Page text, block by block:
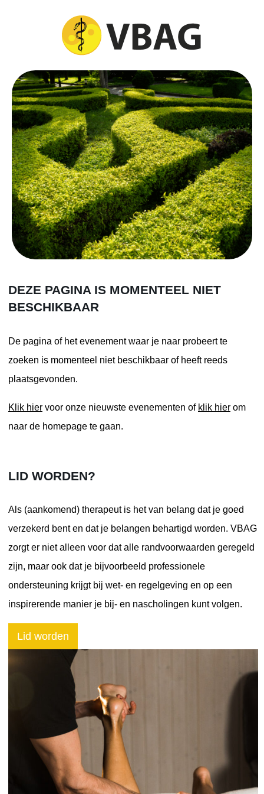
DEZE PAGINA IS MOMENTEEL NIET
BESCHIKBAAR
De pagina of het evenement waar je naar probeert te
zoeken is momenteel niet beschikbaar of heeft reeds
plaatsgevonden.
Klik hier voor onze nieuwste evenementen of klik hier om
naar de homepage te gaan.
LID WORDEN?
Als (aankomend) therapeut is het van belang dat je goed
verzekerd bent en dat je belangen behartigd worden. VBAG
zorgt er niet alleen voor dat alle randvoorwaarden geregeld
zijn, maar ook dat je bijvoorbeeld professionele
ondersteuning krijgt bij wet- en regelgeving en op een
inspirerende manier je bij- en nascholingen kunt volgen.
Lid worden